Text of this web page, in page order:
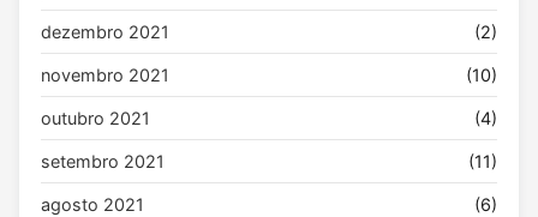
dezembro 2021 (2)
novembro 2021 (10)
outubro 2021 (4)
setembro 2021 (11)
agosto 2021 (6)